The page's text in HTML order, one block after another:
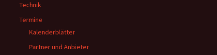
Technik
Termine
Kalenderblätter
Partner und Anbieter